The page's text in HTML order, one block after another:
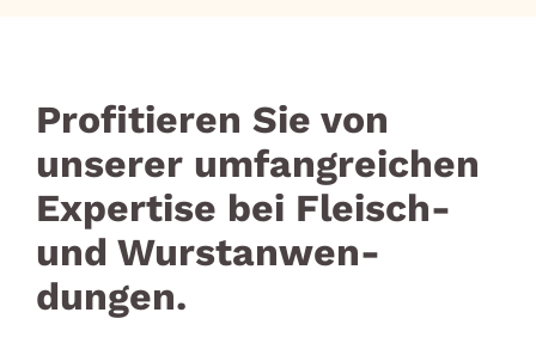
Profitieren Sie von
unserer umfangreichen
Expertise bei Fleisch-
und Wurst­an­wen­
dungen.